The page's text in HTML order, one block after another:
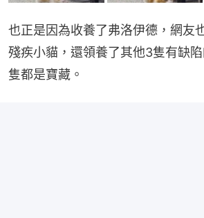
也正是因為收養了弗洛伊德，網友
殘疾小貓，還領養了其他3隻有缺
隻都是寶藏。